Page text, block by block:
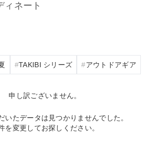
ィネート
TAKIBI シリーズ アウトドアギア
申し訳ございません。
いたデータは見つかりませんでした。
を変更してお探しください。